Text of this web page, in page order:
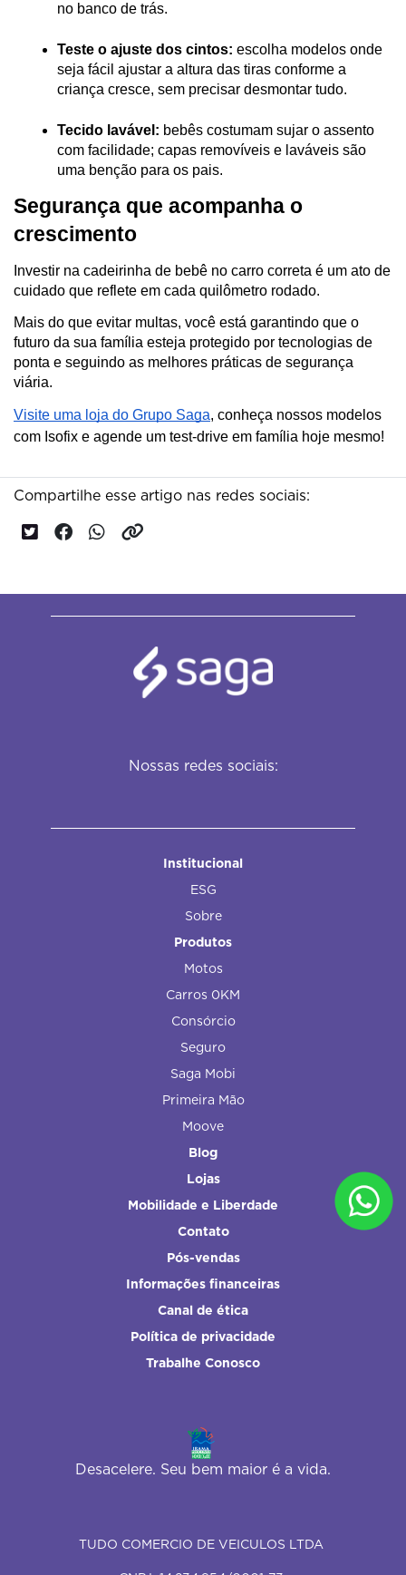
no banco de trás.
Teste o ajuste dos cintos: escolha modelos onde
seja fácil ajustar a altura das tiras conforme a
criança cresce, sem precisar desmontar tudo.
Tecido lavável: bebês costumam sujar o assento
com facilidade; capas removíveis e laváveis são
uma benção para os pais.
Segurança que acompanha o
crescimento
Investir na cadeirinha de bebê no carro correta é um ato de
cuidado que reflete em cada quilômetro rodado.
Mais do que evitar multas, você está garantindo que o
futuro da sua família esteja protegido por tecnologias de
ponta e seguindo as melhores práticas de segurança
viária.
Visite uma loja do Grupo Saga, conheça nossos modelos
com Isofix e agende um test-drive em família hoje mesmo!
Compartilhe esse artigo nas redes sociais:
Nossas redes sociais:
Institucional
ESG
Sobre
Produtos
Motos
Carros 0KM
Consórcio
Seguro
Saga Mobi
Primeira Mão
Moove
Blog
Lojas
Mobilidade e Liberdade
Contato
Pós-vendas
Informações financeiras
Canal de ética
Política de privacidade
Trabalhe Conosco
Desacelere. Seu bem maior é a vida.
TUDO COMERCIO DE VEICULOS LTDA